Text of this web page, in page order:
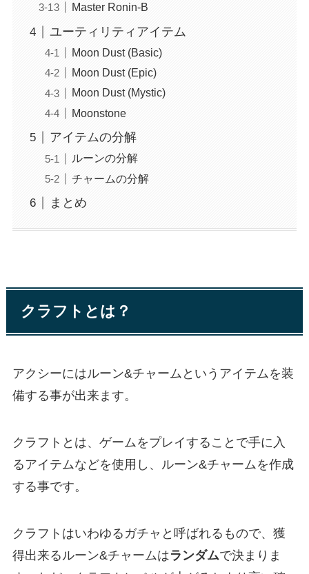
Master Ronin-B
ユーティリティアイテム
Moon Dust (Basic)
Moon Dust (Epic)
Moon Dust (Mystic)
Moonstone
アイテムの分解
ルーンの分解
チャームの分解
まとめ
クラフトとは？
アクシーにはルーン&チャームというアイテムを装
備する事が出来ます。
クラフトとは、ゲームをプレイすることで手に入
るアイテムなどを使用し、ルーン&チャームを作成
する事です。
クラフトはいわゆるガチャと呼ばれるもので、獲
得出来るルーン&チャームはランダムで決まりま